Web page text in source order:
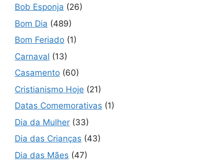
Bob Esponja (26)
Bom Dia (489)
Bom Feriado (1)
Carnaval (13)
Casamento (60)
Cristianismo Hoje (21)
Datas Comemorativas (1)
Dia da Mulher (33)
Dia das Crianças (43)
Dia das Mães (47)